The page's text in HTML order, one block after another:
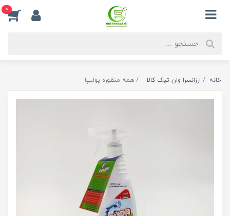
0
خانه ارزانسرا وان تیک کالا همه منظوره پولیپا